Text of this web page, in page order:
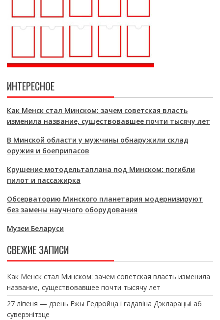
ИНТЕРЕСНОЕ
Как Менск стал Минском: зачем советская власть
изменила название, существовавшее почти тысячу лет
В Минской области у мужчины обнаружили склад
оружия и боеприпасов
Крушение мотодельтаплана под Минском: погибли
пилот и пассажирка
Обсерваторию Минского планетария модернизируют
без замены научного оборудования
Музеи Беларуси
СВЕЖИЕ ЗАПИСИ
Как Менск стал Минском: зачем советская власть изменила
название, существовавшее почти тысячу лет
27 ліпеня — дзень Ежы Гедройца і гадавіна Дэкларацыі аб
суверэнітэце